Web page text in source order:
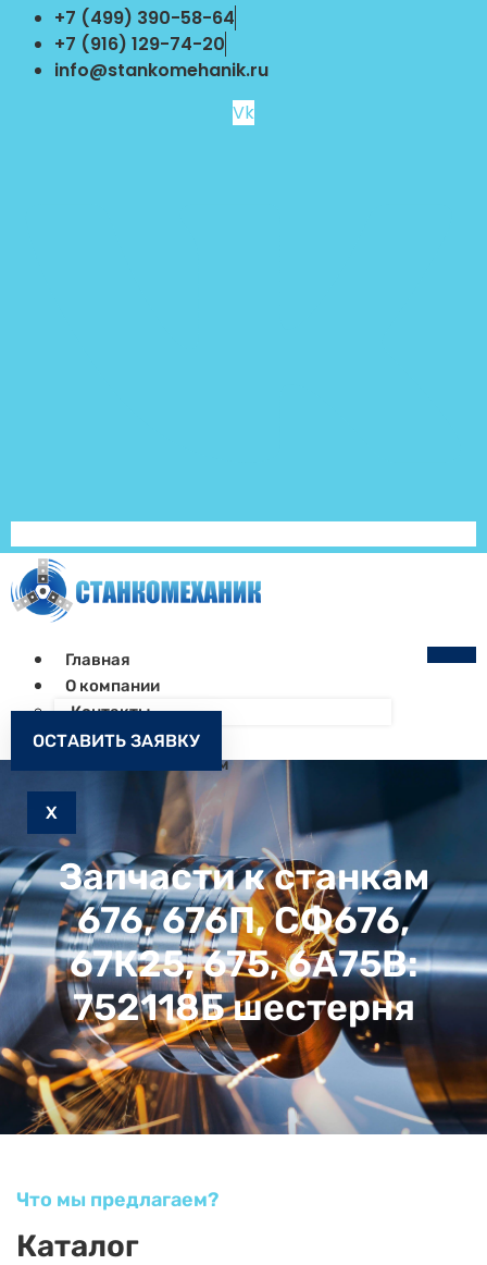
Перейти
содержимому
+7 (499) 390-58-64
+7 (916) 129-74-20
info@stankomehanik.ru
Vk
Главная
О компании
Контакты
Как заказать
Запчасти к станкам
X
ОСТАВИТЬ ЗАЯВКУ
Запчасти к станкам
676, 676П, СФ676,
67К25, 675, 6А75В:
752118Б шестерня
Что мы предлагаем?
Каталог